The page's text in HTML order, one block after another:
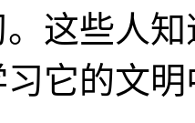
这些人
它的文